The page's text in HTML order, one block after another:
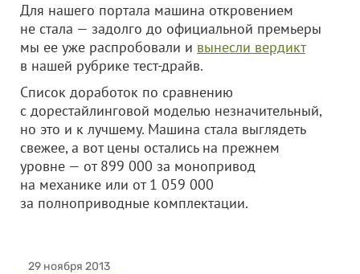
Для нашего портала машина откровением
не стала — задолго до официальной премьеры
мы ее уже распробовали и вынесли вердикт
в нашей рубрике тест-драйв.
Список доработок по сравнению
с дорестайлинговой моделью незначительный,
но это и к лучшему. Машина стала выглядеть
свежее, а вот цены остались на прежнем
уровне — от 899 000 за монопривод
на механике или от 1 059 000
за полноприводные комплектации.
29 ноября 2013